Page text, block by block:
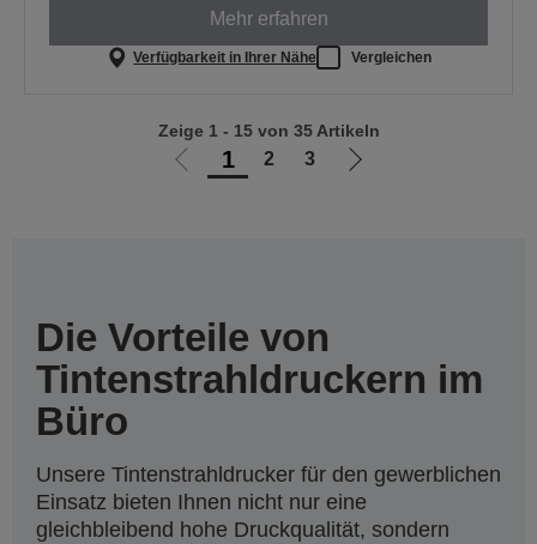
Mehr erfahren
Verfügbarkeit in Ihrer Nähe Vergleichen
Zur
1 2 3
Zur
Zeige 1 - 15 von 35 Artikeln
Die Vorteile von
Tintenstrahldruckern im
Büro
Unsere Tintenstrahldrucker für den gewerblichen
Einsatz bieten Ihnen nicht nur eine
gleichbleibend hohe Druckqualität, sondern